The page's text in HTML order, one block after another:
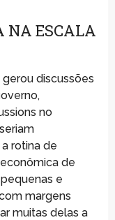
NA ESCALA
discussões
no
rotina de
de
e
margens
muitas delas a